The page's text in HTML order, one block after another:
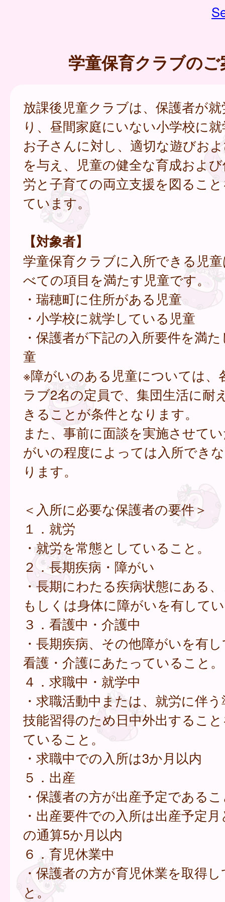
学童保育クラブのご
放課後児童クラブは、保護者が
り、昼間家庭にいない小学校に
お子さんに対し、適切な遊びお
を与え、児童の健全な育成およ
労と子育ての両立支援を図るこ
ています。
【対象者】
学童保育クラブに入所できる児
べての項目を満たす児童です。
・瑞穂町に住所がある児童
・小学校に就学している児童
・保護者が下記の入所要件を満
童
※障がいのある児童については、
ラブ2名の定員で、集団生活に耐
きることが条件となります。
また、事前に面談を実施させて
がいの程度によっては入所でき
ります。
＜入所に必要な保護者の要件＞
１．就労
・就労を常態としていること。
２．長期疾病・障がい
・長期にわたる疾病状態にある
もしくは身体に障がいを有して
３．看護中・介護中
・長期疾病、その他障がいを有
看護・介護にあたっていること。
４．求職中・就学中
・求職活動中または、就労に伴
技能習得のため日中外出するこ
ていること。
・求職中での入所は3か月以内
５．出産
・保護者の方が出産予定である
・出産要件での入所は出産予定
の通算5か月以内
６．育児休業中
・保護者の方が育児休業を取得
と。